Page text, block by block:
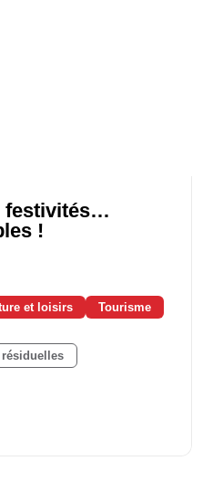
festivités…
!
et loisirs
Tourisme